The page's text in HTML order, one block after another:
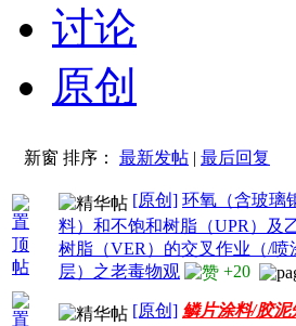
讨论
原创
新窗 排序： 最新发帖 | 最后回复
[原创] 环氧（含玻璃
料）和不饱和树脂（UPR）及
树脂（VER）的交叉作业（/喷
层）之老毒物观
+20
[原创] 鳞片涂料/胶泥